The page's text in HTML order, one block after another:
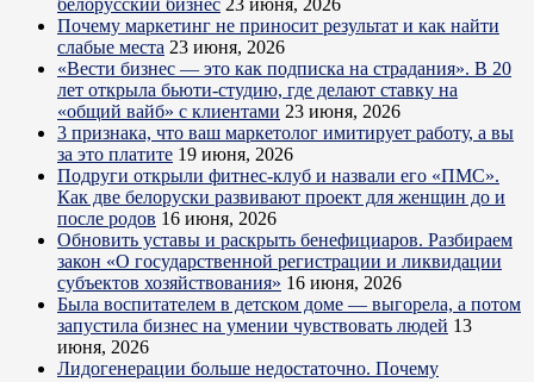
Почему маркетинг не приносит результат и как найти
слабые места 23 июня, 2026
«Вести бизнес — это как подписка на страдания». В 20
лет открыла бьюти-студию, где делают ставку на
«общий вайб» с клиентами 23 июня, 2026
3 признака, что ваш маркетолог имитирует работу, а вы
за это платите 19 июня, 2026
Подруги открыли фитнес-клуб и назвали его «ПМС».
Как две белоруски развивают проект для женщин до и
после родов 16 июня, 2026
Обновить уставы и раскрыть бенефициаров. Разбираем
закон «О государственной регистрации и ликвидации
субъектов хозяйствования» 16 июня, 2026
Была воспитателем в детском доме — выгорела, а потом
запустила бизнес на умении чувствовать людей 13
июня, 2026
Лидогенерации больше недостаточно. Почему